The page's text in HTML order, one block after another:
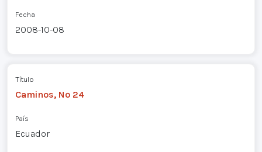
Fecha
2008-10-08
Título
Caminos, Nº 24
País
Ecuador